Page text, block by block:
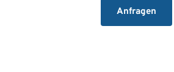
Anfragen